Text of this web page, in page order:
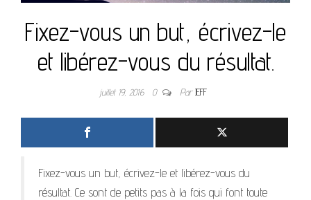
Fixez-vous un but, écrivez-le
et libérez-vous du résultat.
juillet 19, 2016 0 ParJEFF
Fixez-vous un but, écrivez-le et libérez-vous du
résultat. Ce sont de petits pas à la fois qui font toute